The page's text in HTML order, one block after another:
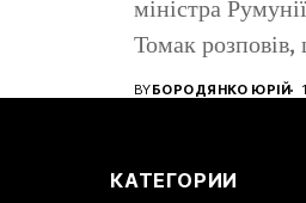
міністра
Томак
громадянство
BYБОРОДЯНКО ЮРІЙ
КАТЕГОРИИ